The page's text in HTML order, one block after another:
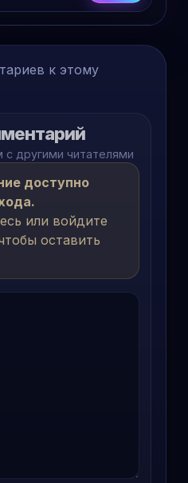
и фильма
к этому
другими читателями
доступно
или войдите
оставить